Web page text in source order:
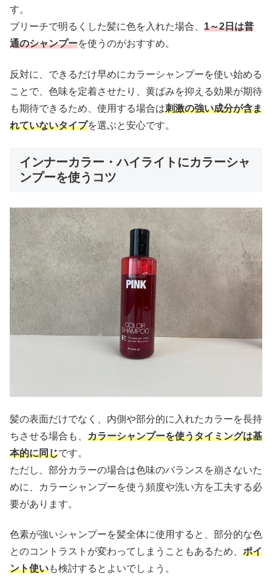
す。
ブリーチで明るくした髪に色を入れた場合、 1～2日は普
通のシャンプーを使うのがおすすめ。
反対に、できるだけ早めにカラーシャンプーを使い始める
ことで、色味を定着させたり、黄ばみを抑える効果が期待
も期待できるため、使用する場合は刺激の強い成分が含ま
れていないタイプを選ぶと安心です。
インナーカラー・ハイライトにカラーシャ
ンプーを使うコツ
髪の表面だけでなく、内側や部分的に入れたカラーを長持
ちさせる場合も、 カラーシャンプーを使うタイミングは基
本的に同じです。
ただし、部分カラーの場合は色味のバランスを崩さないた
めに、カラーシャンプーを使う頻度や洗い方を工夫する必
要があります。
色素が強いシャンプーを髪全体に使用すると、部分的な色
とのコントラストが変わってしまうこともあるため、 ポイ
ント使いも検討するとよいでしょう。